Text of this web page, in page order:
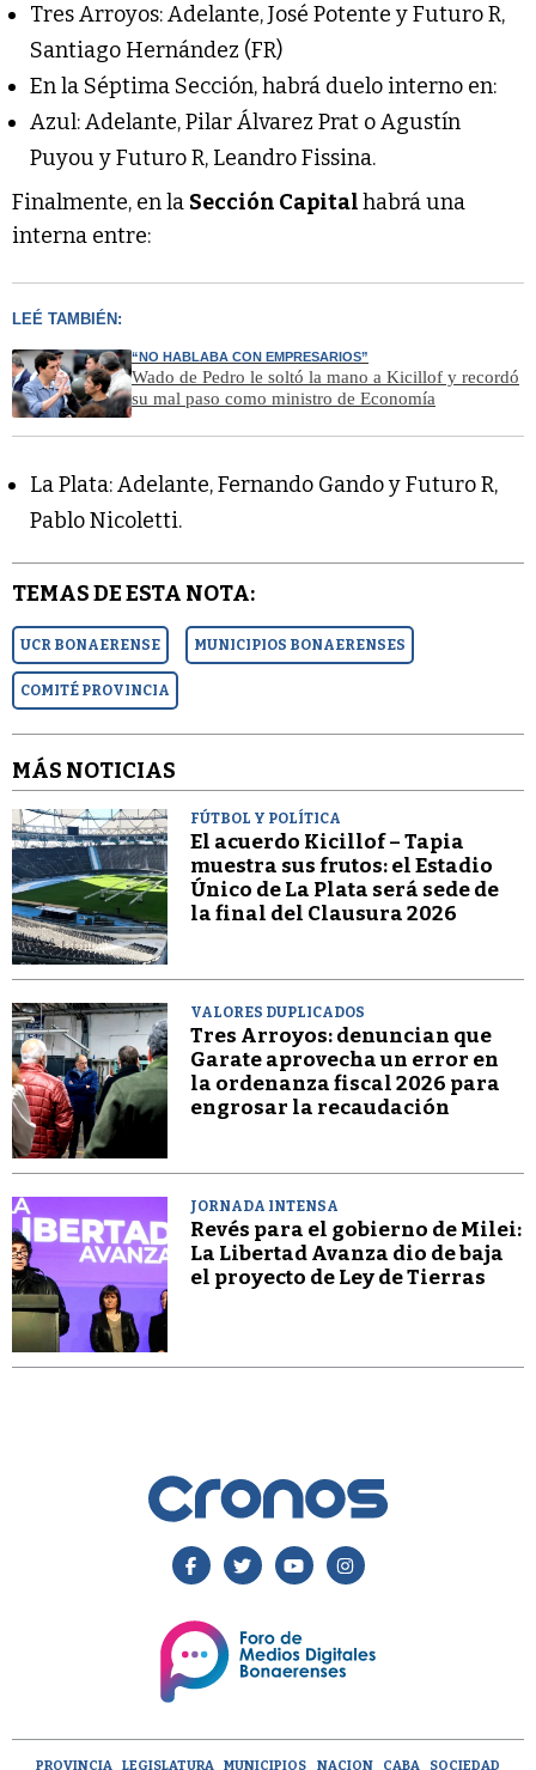
Tres Arroyos: Adelante, José Potente y Futuro R,
Santiago Hernández (FR)
En la Séptima Sección, habrá duelo interno en:
Azul: Adelante, Pilar Álvarez Prat o Agustín
Puyou y Futuro R, Leandro Fissina.
Finalmente, en la Sección Capitalhabrá una
interna entre:
LEÉ TAMBIÉN:
“NO HABLABA CON EMPRESARIOS”
Wado de Pedro le soltó la mano a Kicillof y recordó
su mal paso como ministro de Economía
La Plata: Adelante, Fernando Gando y Futuro R,
Pablo Nicoletti.
TEMAS DE ESTA NOTA:
UCR BONAERENSE MUNICIPIOS BONAERENSES
COMITÉ PROVINCIA
MÁS NOTICIAS
FÚTBOL Y POLÍTICA
El acuerdo Kicillof – Tapia
muestra sus frutos: el Estadio
Único de La Plata será sede de
la final del Clausura 2026
VALORES DUPLICADOS
Tres Arroyos: denuncian que
Garate aprovecha un error en
la ordenanza fiscal 2026 para
engrosar la recaudación
JORNADA INTENSA
Revés para el gobierno de Milei:
La Libertad Avanza dio de baja
el proyecto de Ley de Tierras
PROVINCIA LEGISLATURA MUNICIPIOS NACION CABA SOCIEDAD